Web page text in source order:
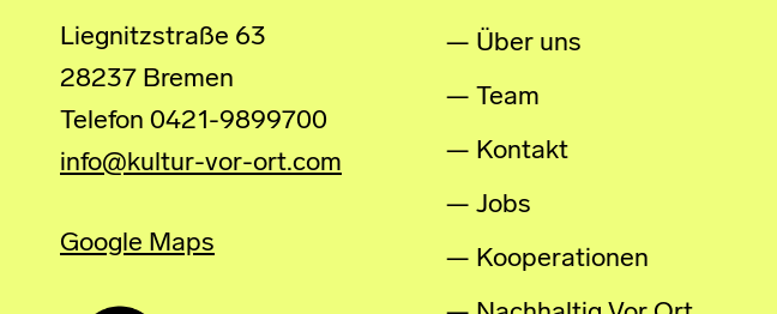
Liegnitzstraße 63
28237 Bremen
Telefon 0421-9899700
info@kultur-vor-ort.com
Google Maps
Über uns
Team
Kontakt
Jobs
Kooperationen